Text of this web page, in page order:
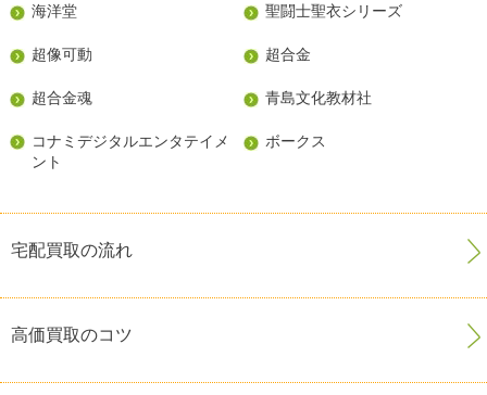
海洋堂 聖闘士聖衣シリーズ
超像可動 超合金
超合金魂 青島文化教材社
コナミデジタルエンタテイメ
ント
ボークス
宅配買取の流れ
高価買取のコツ